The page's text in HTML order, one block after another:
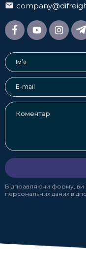
Відправляючи форму,
персональних даних